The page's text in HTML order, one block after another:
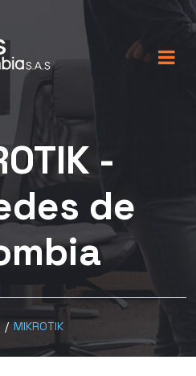
-
de
/ MIKROTIK